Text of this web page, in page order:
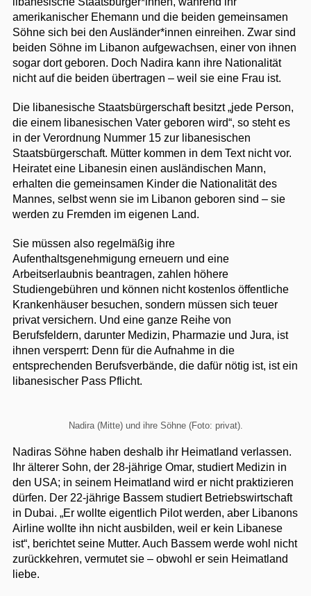
amerikanischer Ehemann und die beiden gemeinsamen
Söhne sich bei den Ausländer*innen einreihen. Zwar sind
beiden Söhne im Libanon aufgewachsen, einer von ihnen
sogar dort geboren. Doch Nadira kann ihre Nationalität
nicht auf die beiden übertragen – weil sie eine Frau ist.
Die libanesische Staatsbürgerschaft besitzt „jede Person,
die einem libanesischen Vater geboren wird“, so steht es
in der Verordnung Nummer 15 zur libanesischen
Staatsbürgerschaft. Mütter kommen in dem Text nicht vor.
Heiratet eine Libanesin einen ausländischen Mann,
erhalten die gemeinsamen Kinder die Nationalität des
Mannes, selbst wenn sie im Libanon geboren sind – sie
werden zu Fremden im eigenen Land.
Sie müssen also regelmäßig ihre
Aufenthaltsgenehmigung erneuern und eine
Arbeitserlaubnis beantragen, zahlen höhere
Studiengebühren und können nicht kostenlos öffentliche
Krankenhäuser besuchen, sondern müssen sich teuer
privat versichern. Und eine ganze Reihe von
Berufsfeldern, darunter Medizin, Pharmazie und Jura, ist
ihnen versperrt: Denn für die Aufnahme in die
entsprechenden Berufsverbände, die dafür nötig ist, ist ein
libanesischer Pass Pflicht.
Nadira (Mitte) und ihre Söhne (Foto: privat).
Nadiras Söhne haben deshalb ihr Heimatland verlassen.
Ihr älterer Sohn, der 28-jährige Omar, studiert Medizin in
den USA; in seinem Heimatland wird er nicht praktizieren
dürfen. Der 22-jährige Bassem studiert Betriebswirtschaft
in Dubai. „Er wollte eigentlich Pilot werden, aber Libanons
Airline wollte ihn nicht ausbilden, weil er kein Libanese
ist“, berichtet seine Mutter. Auch Bassem werde wohl nicht
zurückkehren, vermutet sie – obwohl er sein Heimatland
liebe.